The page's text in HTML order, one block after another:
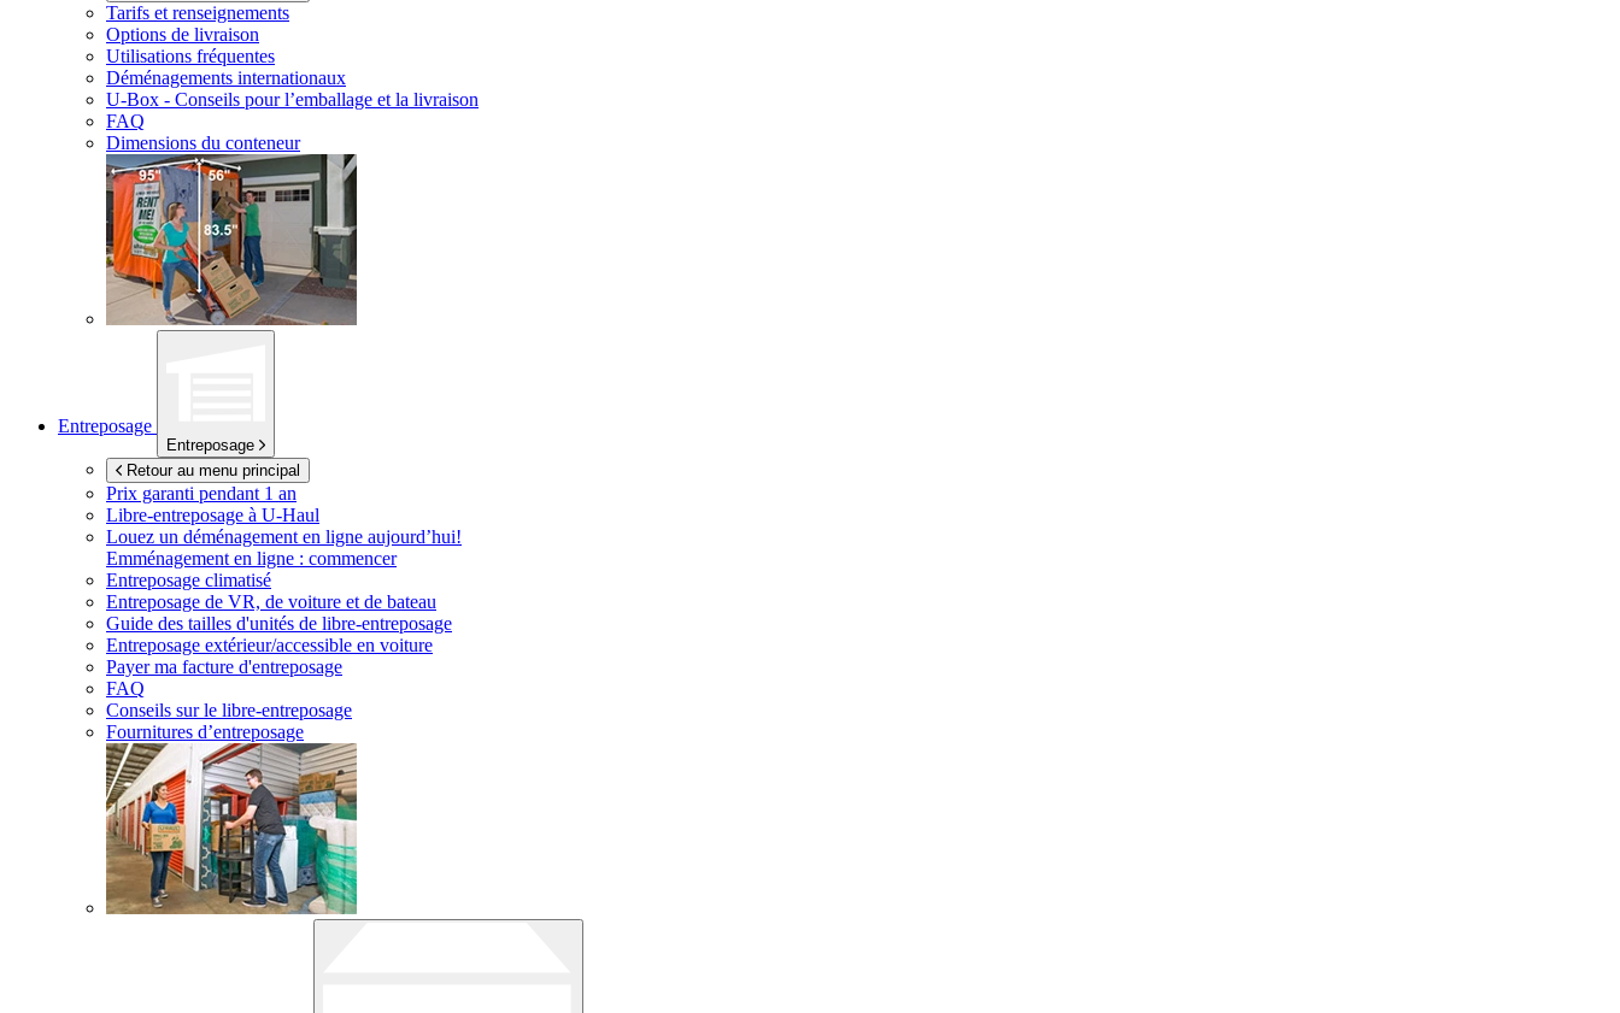
Tarifs et renseignements
Options de livraison
Utilisations fréquentes
Déménagements internationaux
U-Box - Conseils pour l’emballage et la livraison
FAQ
Dimensions du conteneur
Entreposage
Entreposage
Retour au menu principal
Prix garanti pendant 1 an
Libre-entreposage à U-Haul
Louez un déménagement en ligne aujourd’hui!
Emménagement en ligne : commencer
Entreposage climatisé
Entreposage de VR, de voiture et de bateau
Guide des tailles d'unités de libre-entreposage
Entreposage extérieur/accessible en voiture
Payer ma facture d'entreposage
FAQ
Conseils sur le libre-entreposage
Fournitures d’entreposage